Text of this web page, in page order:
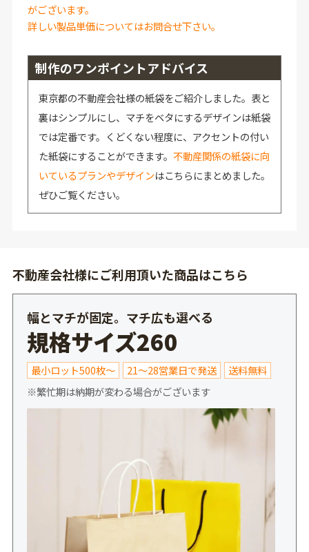
がございます。
詳しい製品単価についてはお問合せ下さい。
制作のワンポイントアドバイス
東京都の不動産会社様の紙袋をご紹介しました。表と
裏はシンプルにし、マチをベタにするデザインは紙袋
では定番です。くどくない程度に、アクセントの付い
た紙袋にすることができます。 不動産関係の紙袋に向
いているプランやデザインはこちらにまとめました。
ぜひご覧ください。
不動産会社様にご利用頂いた商品はこちら
幅とマチが固定。マチ広も選べる
規格サイズ260
最小ロット500枚～ 21～28営業日で発送
送料無料
※繁忙期は納期が変わる場合がございます